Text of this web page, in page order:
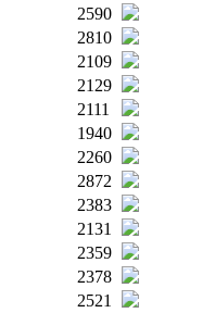
2590
2810
2109
2129
2111
1940
2260
2872
2383
2131
2359
2378
2521